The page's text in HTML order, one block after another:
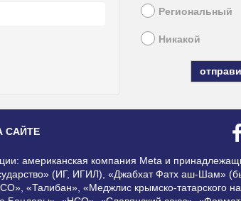
Региональный
Никакой
САЙТЕ
американская компания Meta и
(ИГ, ИГИЛ), «Джабхат Фатх аш-Шам»
«Талибан», «Меджлис крымско-татарского